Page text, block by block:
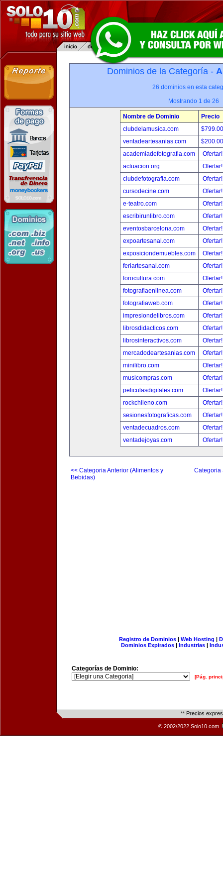
Dominios de la Categoría -
26 dominios en esta
Mostrando 1 de 26
Nombre de Dominio
Precio
clubdelamusica.com
ventadeartesanias.com
academiadefotografia.com
actuacion.org
clubdefotografia.com
cursodecine.com
e-teatro.com
escribirunlibro.com
eventosbarcelona.com
expoartesanal.com
exposiciondemuebles.com
feriartesanal.com
forocultura.com
fotografiaenlinea.com
fotografiaweb.com
impresiondelibros.com
librosdidacticos.com
librosinteractivos.com
mercadodeartesanias.com
minilibro.com
musicompras.com
peliculasdigitales.com
rockchileno.com
sesionesfotograficas.com
ventadecuadros.com
ventadejoyas.com
<< Categoria Anterior (Alimentos y
Bebidas)
Categoria
Registro de Dominios| Web Hosting |
Dominios Expirados | Industrias |
Categorías de Dominio:
[Pág.
** Precios
© 2002/2022 Solo10.com